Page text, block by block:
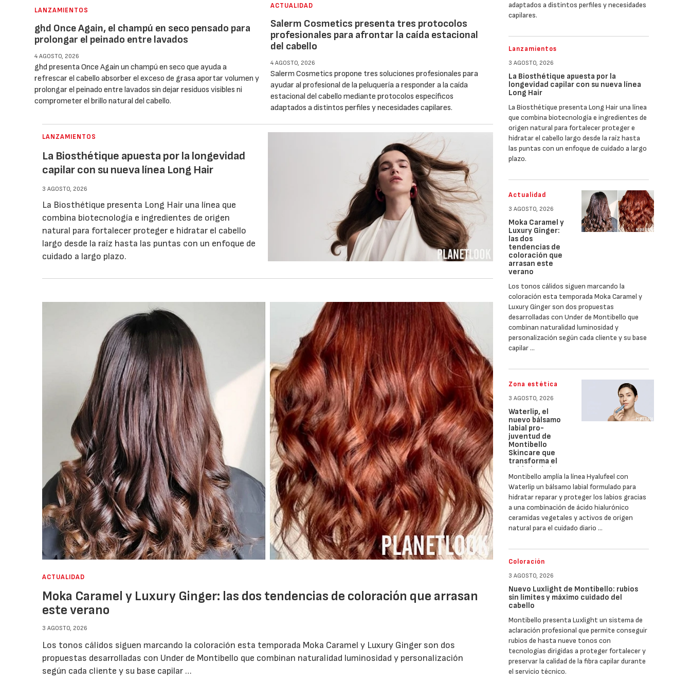
LANZAMIENTOS
ghd Once Again, el champú en seco pensado para
prolongar el peinado entre lavados
4 AGOSTO, 2026
ghd presenta Once Again un champú en seco que ayuda a
refrescar el cabello absorber el exceso de grasa aportar volumen y
prolongar el peinado entre lavados sin dejar residuos visibles ni
comprometer el brillo natural del cabello.
ACTUALIDAD
Salerm Cosmetics presenta tres protocolos
profesionales para afrontar la caída estacional
del cabello
4 AGOSTO, 2026
Salerm Cosmetics propone tres soluciones profesionales para
ayudar al profesional de la peluquería a responder a la caída
estacional del cabello mediante protocolos específicos
adaptados a distintos perfiles y necesidades capilares.
LANZAMIENTOS
La Biosthétique apuesta por la longevidad
capilar con su nueva línea Long Hair
3 AGOSTO, 2026
La Biosthétique presenta Long Hair una línea que
combina biotecnología e ingredientes de origen
natural para fortalecer proteger e hidratar el cabello
largo desde la raíz hasta las puntas con un enfoque de
cuidado a largo plazo.
ACTUALIDAD
Moka Caramel y Luxury Ginger: las dos tendencias de coloración que arrasan
este verano
3 AGOSTO, 2026
Los tonos cálidos siguen marcando la coloración esta temporada Moka Caramel y Luxury Ginger son dos
propuestas desarrolladas con Under de Montibello que combinan naturalidad luminosidad y personalización
según cada cliente y su base capilar …
adaptados a distintos perfiles y necesidades
capilares.
Lanzamientos
3 AGOSTO, 2026
La Biosthétique apuesta por la
longevidad capilar con su nueva línea
Long Hair
La Biosthétique presenta Long Hair una línea
que combina biotecnología e ingredientes de
origen natural para fortalecer proteger e
hidratar el cabello largo desde la raíz hasta
las puntas con un enfoque de cuidado a largo
plazo.
Actualidad
3 AGOSTO, 2026
Moka Caramel y
Luxury Ginger:
las dos
tendencias de
coloración que
arrasan este
verano
Los tonos cálidos siguen marcando la
coloración esta temporada Moka Caramel y
Luxury Ginger son dos propuestas
desarrolladas con Under de Montibello que
combinan naturalidad luminosidad y
personalización según cada cliente y su base
capilar …
Zona estética
3 AGOSTO, 2026
Waterlip, el
nuevo bálsamo
labial pro-
juventud de
Montibello
Skincare que
transforma el
cuidado de los
labios
Montibello amplía la línea Hyalufeel con
Waterlip un bálsamo labial formulado para
hidratar reparar y proteger los labios gracias
a una combinación de ácido hialurónico
ceramidas vegetales y activos de origen
natural para el cuidado diario …
Coloración
3 AGOSTO, 2026
Nuevo Luxlight de Montibello: rubios
sin límites y máximo cuidado del
cabello
Montibello presenta Luxlight un sistema de
aclaración profesional que permite conseguir
rubios de hasta nueve tonos con
tecnologías dirigidas a proteger fortalecer y
preservar la calidad de la fibra capilar durante
el servicio técnico.